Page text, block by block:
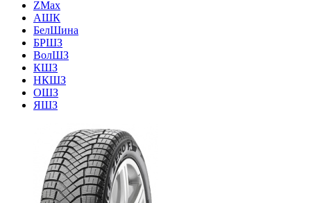
ZMax
АШК
БелШина
БРШЗ
ВолШЗ
КШЗ
НКШЗ
ОШЗ
ЯШЗ